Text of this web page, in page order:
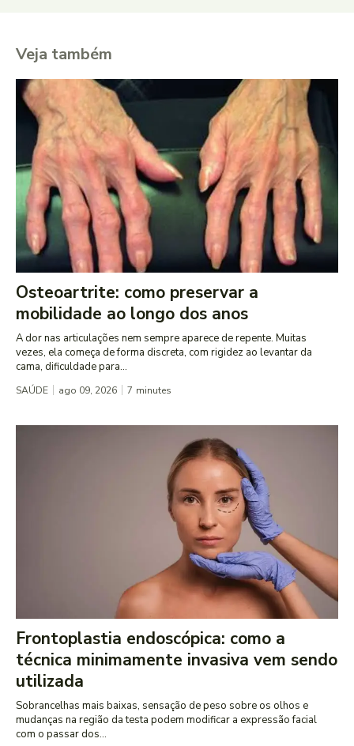
Veja também
Osteoartrite: como preservar a
mobilidade ao longo dos anos
A dor nas articulações nem sempre aparece de repente. Muitas
vezes, ela começa de forma discreta, com rigidez ao levantar da
cama, dificuldade para...
SAÚDE ago 09, 2026 7 minutes
Frontoplastia endoscópica: como a
técnica minimamente invasiva vem sendo
utilizada
Sobrancelhas mais baixas, sensação de peso sobre os olhos e
mudanças na região da testa podem modificar a expressão facial
com o passar dos...